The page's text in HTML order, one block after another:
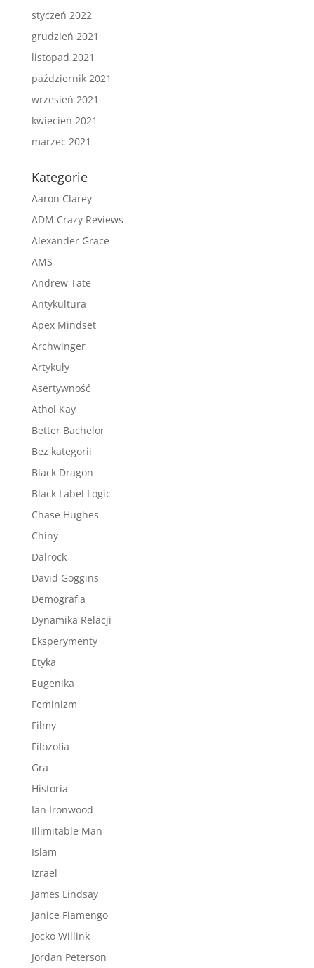
styczeń 2022
grudzień 2021
listopad 2021
październik 2021
wrzesień 2021
kwiecień 2021
marzec 2021
Kategorie
Aaron Clarey
ADM Crazy Reviews
Alexander Grace
AMS
Andrew Tate
Antykultura
Apex Mindset
Archwinger
Artykuły
Asertywność
Athol Kay
Better Bachelor
Bez kategorii
Black Dragon
Black Label Logic
Chase Hughes
Chiny
Dalrock
David Goggins
Demografia
Dynamika Relacji
Eksperymenty
Etyka
Eugenika
Feminizm
Filmy
Filozofia
Gra
Historia
Ian Ironwood
Illimitable Man
Islam
Izrael
James Lindsay
Janice Fiamengo
Jocko Willink
Jordan Peterson